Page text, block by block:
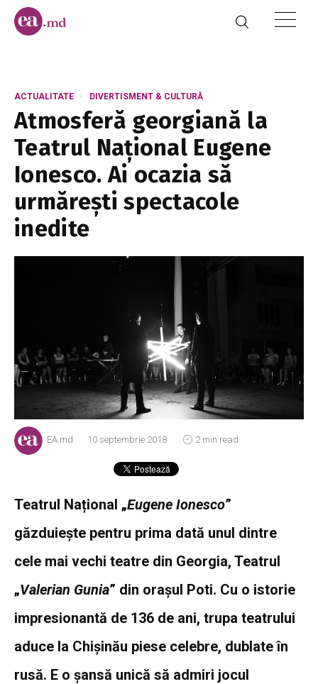
ACTUALITATE DIVERTISMENT & CULTURĂ
Atmosferă georgiană la
Teatrul Național Eugene
Ionesco. Ai ocazia să
urmărești spectacole
inedite
EA.md 10 septembrie 2018 2 min read
Teatrul Național „Eugene Ionesco”
găzduiește pentru prima dată unul dintre
cele mai vechi teatre din Georgia, Teatrul
„Valerian Gunia” din orașul Poti. Cu o istorie
impresionantă de 136 de ani, trupa teatrului
aduce la Chișinău piese celebre, dublate în
rusă. E o șansă unică să admiri jocul